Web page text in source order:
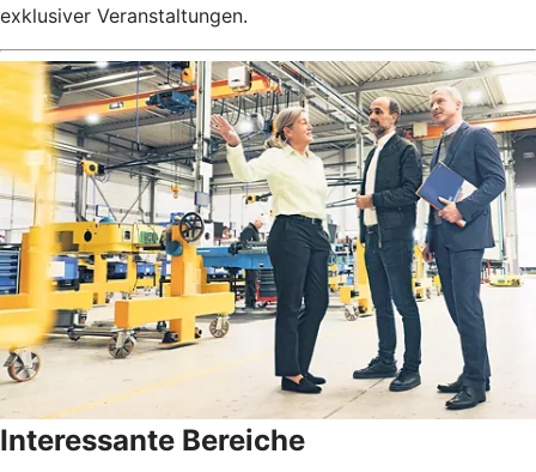
exklusiver Veranstaltungen.
Interessante Bereiche